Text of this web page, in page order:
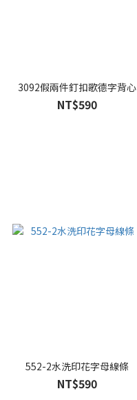
3092假兩件釘扣歌德字背心
NT$590
552-2水洗印花字母線條
NT$590